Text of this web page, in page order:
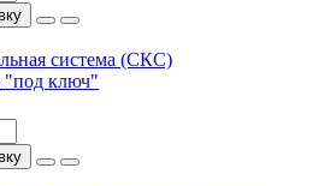
система (СКС)
"под ключ"